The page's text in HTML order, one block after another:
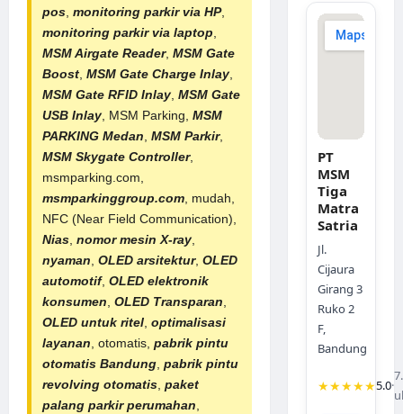
pos, monitoring parkir via HP,
monitoring parkir via laptop,
MSM Airgate Reader, MSM Gate
Boost, MSM Gate Charge Inlay,
MSM Gate RFID Inlay, MSM Gate
USB Inlay, MSM Parking, MSM
PARKING Medan, MSM Parkir,
MSM Skygate Controller,
msmparking.com,
msmparkinggroup.com, mudah,
NFC (Near Field Communication),
Nias, nomor mesin X-ray,
nyaman, OLED arsitektur, OLED
automotif, OLED elektronik
konsumen, OLED Transparan,
OLED untuk ritel, optimalisasi
layanan, otomatis, pabrik pintu
otomatis Bandung, pabrik pintu
revolving otomatis, paket
palang parkir perumahan,
PT
MSM
Tiga
Matra
Satria
Jl.
Cijaura
Girang 3
Ruko 2
F,
Bandung
★★★★★5.0·